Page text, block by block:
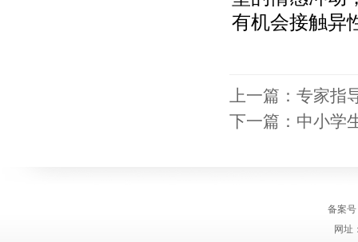
有机会接触异
上一篇： 专家指
下一篇： 中小学
备案号
网址